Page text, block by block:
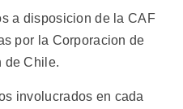
a disposicion de la CAF
por la Corporacion de
de Chile.
involucrados en cada